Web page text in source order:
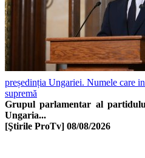
președinția Ungariei. Numele care
supremă
Grupul parlamentar al
Ungaria...
[Ştirile ProTv] 08/08/2026